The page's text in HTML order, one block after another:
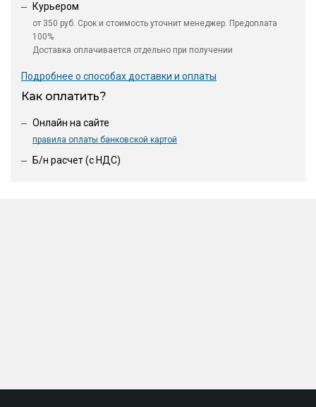
Курьером
от 350 руб. Срок и стоимость уточнит менеджер. Предоплата
100%
Доставка оплачивается отдельно при получении
Подробнее о способах доставки и оплаты
Как оплатить?
Онлайн на сайте
правила оплаты банковской картой
Б/н расчет (c НДС)